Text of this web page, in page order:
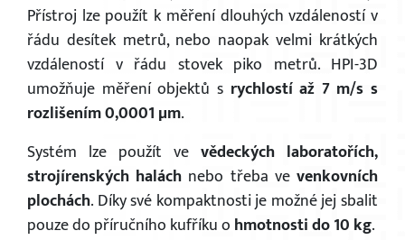
Přístroj lze použít k měření dlouhých vzdáleností v
řádu desítek metrů, nebo naopak velmi krátkých
vzdáleností v řádu stovek piko metrů. HPI-3D
umožňuje měření objektů s rychlostí až 7 m/s s
rozlišením 0,0001 µm.
Systém lze použít ve vědeckých laboratořích,
strojírenských halách nebo třeba vevenkovních
plochách. Díky své kompaktnosti je možné jej sbalit
pouze do příručního kufříku o hmotnosti do 10 kg.